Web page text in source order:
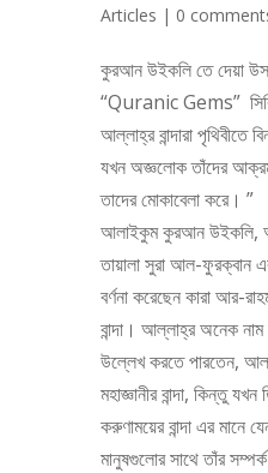
Articles | 0
কুরআন উইকলি তে দেয়া
“Quranic Gems”
আল্লাহ্‌র বান্দারা পৃথিবীতে
যখন অজ্ঞলোক তাঁদের
তাদের মোকাবেলা করে।
আলাইকুম কুরআন উইকলি,
তায়ালা সুরা আল-ফুরক্বান
বর্ণনা করেছেন কারা আর-
বান্দা। আল্লাহ্‌র অনেক
উল্লেখ করতে পারতেন,
মহাজ্ঞানীর বান্দা, কিন্তু
করুণাময়ের বান্দা এর মানে
মানুষগুলোর সাথে তাঁর